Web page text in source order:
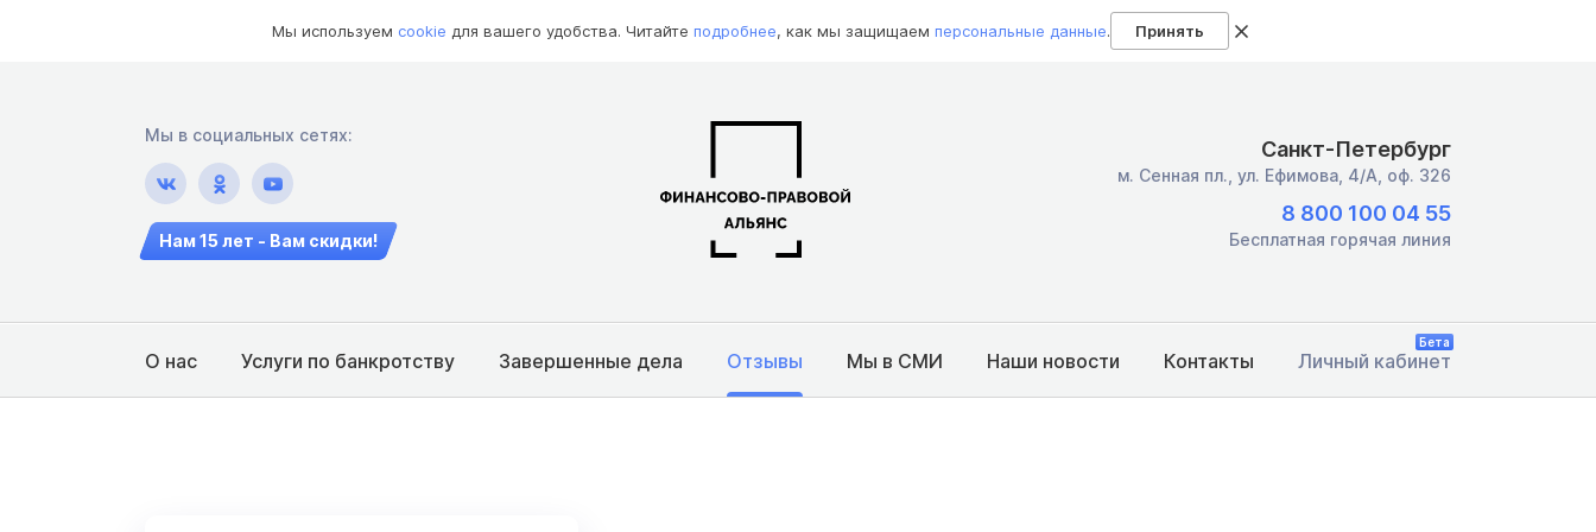
Мы используем cookie для вашего удобства. Читайте подробнее, как мы защищаем персональные данные. Принять
Мы в социальных сетях:
Нам 15 лет - Вам скидки!
Санкт-Петербург
м. Сенная пл., ул. Ефимова, 4/А, оф. 326
8 800 100 04 55
Бесплатная горячая линия
О нас Услуги по банкротству Завершенные дела Отзывы Мы в СМИ Наши новости Контакты Личный кабинет
Бета